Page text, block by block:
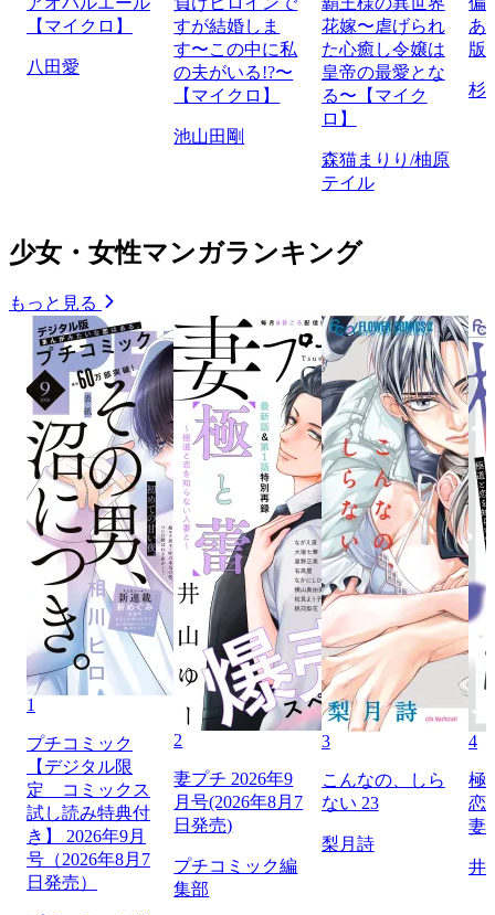
【マイクロ】
八田愛
すが結婚しま
す〜この中に私
の夫がいる!?〜
【マイクロ】
池山田剛
花嫁〜虐げられ
た心癒し令嬢は
皇帝の最愛とな
る〜【マイク
ロ】
森猫まりり/柚原
テイル
あ
版
杉
少女・女性マンガランキング
もっと見る
1
プチコミック
【デジタル限
定 コミックス
試し読み特典付
き】 2026年9月
号（2026年8月7
日発売）
2
妻プチ 2026年9
月号(2026年8月7
日発売)
プチコミック編
集部
3
こんなの、しら
ない 23
梨月詩
4
極
恋
妻
井